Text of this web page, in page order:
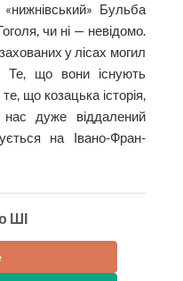
Бульба
чи ні — невідомо.
у лісах могил
Те, що вони існують
що козацька історія,
дуже віддалений
на Івано-Фран­
ШІ